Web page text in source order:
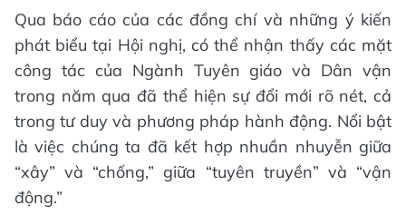
Qua báo cáo của các đồng chí và những ý kiến
phát biểu tại Hội nghị, có thể nhận thấy các mặt
công tác của Ngành Tuyên giáo và Dân vận
trong năm qua đã thể hiện sự đổi mới rõ nét, cả
trong tư duy và phương pháp hành động. Nổi bật
là việc chúng ta đã kết hợp nhuần nhuyễn giữa
“xây” và “chống,” giữa “tuyên truyền” và “vận
động.”